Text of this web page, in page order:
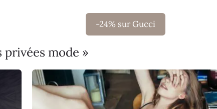
-24% sur Gucci
privées mode »